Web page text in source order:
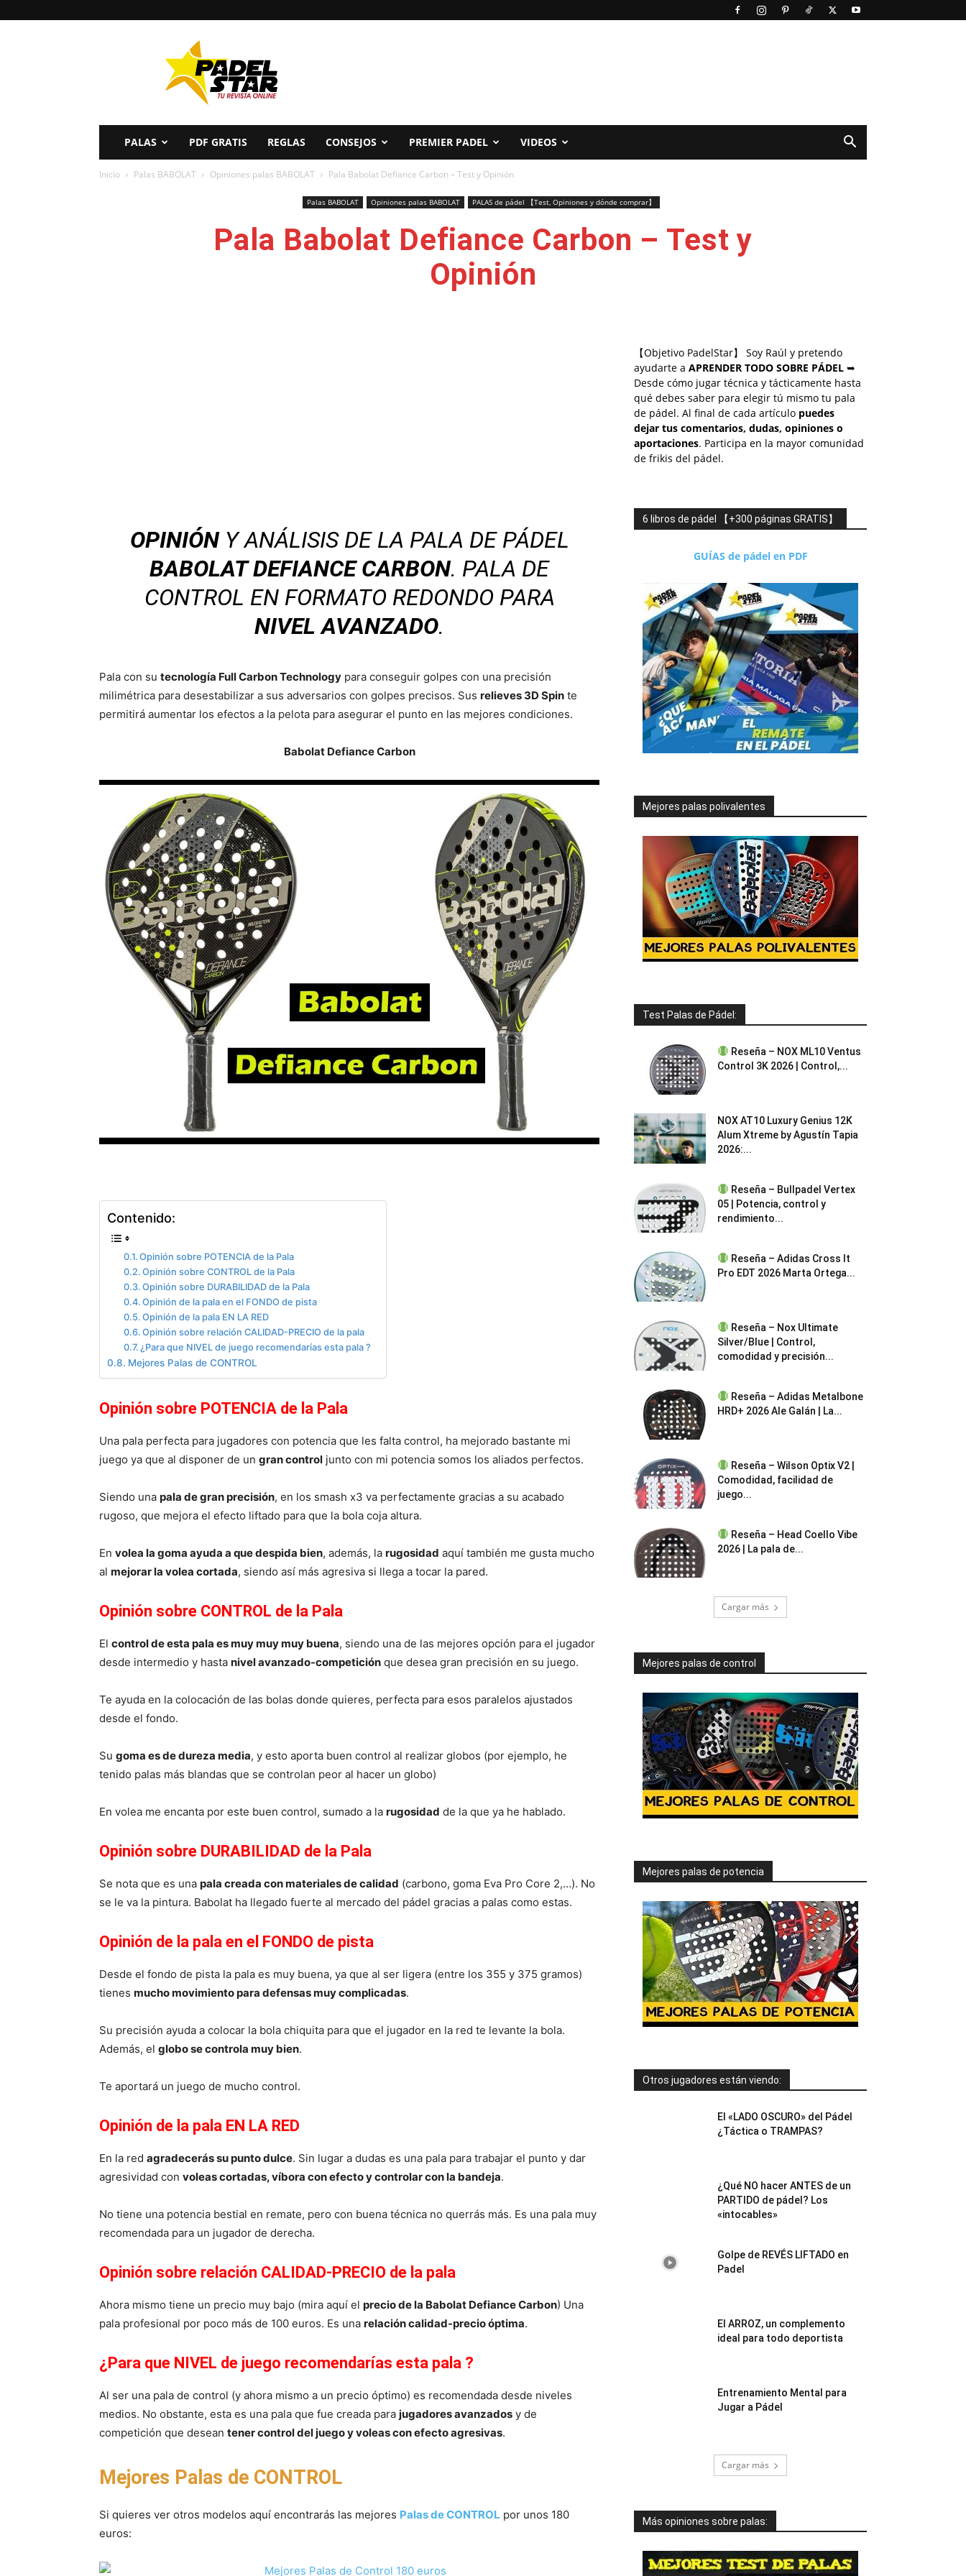
PADELSTAR
PALAS PDF GRATIS REGLAS CONSEJOS PREMIER PADEL VIDEOS
Inicio Palas BABOLAT Opiniones palas BABOLAT Pala Babolat Defiance Carbon – Test y Opinión
Palas BABOLAT Opiniones palas BABOLAT PALAS de pádel 【Test, Opiniones y dónde comprar】
Pala Babolat Defiance Carbon – Test y
Opinión
OPINIÓNY ANÁLISIS DE LA PALA DE PÁDEL
BABOLAT DEFIANCE CARBON. PALA DE
CONTROL EN FORMATO REDONDO PARA
NIVEL AVANZADO.
Pala con su tecnología Full Carbon Technology para conseguir golpes con una precisión
milimétrica para desestabilizar a sus adversarios con golpes precisos. Sus relieves 3D Spin te
permitirá aumentar los efectos a la pelota para asegurar el punto en las mejores condiciones.
Babolat Defiance Carbon
Contenido:
Opinión sobre POTENCIA de la Pala
Opinión sobre CONTROL de la Pala
Opinión sobre DURABILIDAD de la Pala
Opinión de la pala en el FONDO de pista
Opinión de la pala EN LA RED
Opinión sobre relación CALIDAD-PRECIO de la pala
¿Para que NIVEL de juego recomendarías esta pala ?
Mejores Palas de CONTROL
Opinión sobre POTENCIA de la Pala
Una pala perfecta para jugadores con potencia que les falta control, ha mejorado bastante mi
juego ya que al disponer de un gran control junto con mi potencia somos los aliados perfectos.
Siendo una pala de gran precisión, en los smash x3 va perfectamente gracias a su acabado
rugoso, que mejora el efecto liftado para que la bola coja altura.
En volea la goma ayuda a que despida bien, además, la rugosidad aquí también me gusta mucho
al mejorar la volea cortada, siendo así más agresiva si llega a tocar la pared.
Opinión sobre CONTROL de la Pala
El control de esta pala es muy muy muy buena, siendo una de las mejores opción para el jugador
desde intermedio y hasta nivel avanzado-competición que desea gran precisión en su juego.
Te ayuda en la colocación de las bolas donde quieres, perfecta para esos paralelos ajustados
desde el fondo.
Su goma es de dureza media, y esto aporta buen control al realizar globos (por ejemplo, he
tenido palas más blandas que se controlan peor al hacer un globo)
En volea me encanta por este buen control, sumado a la rugosidad de la que ya he hablado.
Opinión sobre DURABILIDAD de la Pala
Se nota que es una pala creada con materiales de calidad (carbono, goma Eva Pro Core 2,…). No
se le va la pintura. Babolat ha llegado fuerte al mercado del pádel gracias a palas como estas.
Opinión de la pala en el FONDO de pista
Desde el fondo de pista la pala es muy buena, ya que al ser ligera (entre los 355 y 375 gramos)
tienes mucho movimiento para defensas muy complicadas.
Su precisión ayuda a colocar la bola chiquita para que el jugador en la red te levante la bola.
Además, el globo se controla muy bien.
Te aportará un juego de mucho control.
Opinión de la pala EN LA RED
En la red agradecerás su punto dulce. Sin lugar a dudas es una pala para trabajar el punto y dar
agresividad con voleas cortadas, víbora con efecto y controlar con la bandeja.
No tiene una potencia bestial en remate, pero con buena técnica no querrás más. Es una pala muy
recomendada para un jugador de derecha.
Opinión sobre relación CALIDAD-PRECIO de la pala
Ahora mismo tiene un precio muy bajo (mira aquí el precio de la Babolat Defiance Carbon) Una
pala profesional por poco más de 100 euros. Es una relación calidad-precio óptima.
¿Para que NIVEL de juego recomendarías esta pala ?
Al ser una pala de control (y ahora mismo a un precio óptimo) es recomendada desde niveles
medios. No obstante, esta es una pala que fue creada para jugadores avanzados y de
competición que desean tener control del juego y voleas con efecto agresivas.
Mejores Palas de CONTROL
Si quieres ver otros modelos aquí encontrarás las mejores Palas de CONTROL por unos 180
euros:
【Objetivo PadelStar】 Soy Raúl y pretendo
ayudarte a APRENDER TODO SOBRE PÁDEL ➥
Desde cómo jugar técnica y tácticamente hasta
qué debes saber para elegir tú mismo tu pala
de pádel. Al final de cada artículo puedes
dejar tus comentarios, dudas, opiniones o
aportaciones. Participa en la mayor comunidad
de frikis del pádel.
6 libros de pádel 【+300 páginas GRATIS】
GUÍAS de pádel en PDF
Mejores palas polivalentes
Test Palas de Pádel:
Reseña – NOX ML10 Ventus
Control 3K 2026 | Control,...
NOX AT10 Luxury Genius 12K
Alum Xtreme by Agustín Tapia
2026:...
Reseña – Bullpadel Vertex
05 | Potencia, control y
rendimiento...
Reseña – Adidas Cross It
Pro EDT 2026 Marta Ortega...
Reseña – Nox Ultimate
Silver/Blue | Control,
comodidad y precisión...
Reseña – Adidas Metalbone
HRD+ 2026 Ale Galán | La...
Reseña – Wilson Optix V2 |
Comodidad, facilidad de
juego...
Reseña – Head Coello Vibe
2026 | La pala de...
Cargar más
Mejores palas de control
Mejores palas de potencia
Otros jugadores están viendo:
El «LADO OSCURO» del Pádel
¿Táctica o TRAMPAS?
¿Qué NO hacer ANTES de un
PARTIDO de pádel? Los
«intocables»
Golpe de REVÉS LIFTADO en
Padel
El ARROZ, un complemento
ideal para todo deportista
Entrenamiento Mental para
Jugar a Pádel
Cargar más
Más opiniones sobre palas: